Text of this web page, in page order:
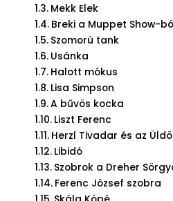
Mekk Elek
Breki a Muppet Show-
Szomorú tank
Usánka
Halott mókus
Lisa Simpson
A bűvös kocka
Liszt Ferenc
Herzl Tivadar és az
Libidó
Szobrok a Dreher
Ferenc József szobra